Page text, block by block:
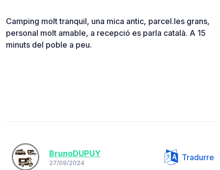
Camping molt tranquil, una mica antic, parcel.les grans,
personal molt amable, a recepció es parla català. A 15
minuts del poble a peu.
BrunoDUPUY
27/09/2024
Tradurre